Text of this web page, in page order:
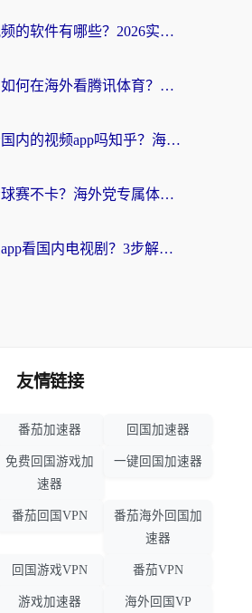
海外看腾讯视频的软件有哪些？2026实测有效，留学生都在用的回国加速器指南
海外党必看：如何在海外看腾讯体育？解决赛事直播地区限制的终极指南
在国外可以看国内的视频app吗知乎？海外党亲测有效的追剧加速方案
在国外怎么看球赛不卡？海外党专属体育直播自由指南
在国外用什么app看国内电视剧？3步解决版权限制+卡顿难题
友情链接
番茄加速器 回国加速器
免费回国游戏加
速器
一键回国加速器
番茄回国VPN
番茄海外回国加
速器
回国游戏VPN 番茄VPN
游戏加速器 海外回国VP